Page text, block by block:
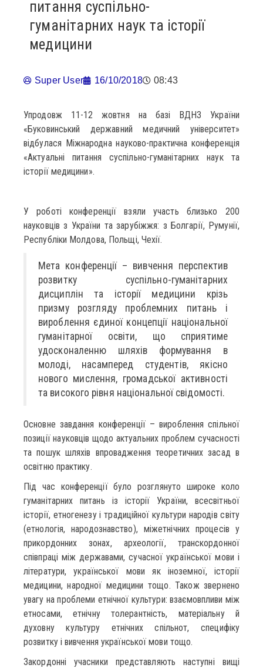
питання суспільно-
гуманітарних наук та історії
медицини
Super User 16/10/2018 08:43
Упродовж 11-12 жовтня на базі ВДНЗ України
«Буковинський державний медичний університет»
відбулася Міжнародна науково-практична конференція
«Актуальні питання суспільно-гуманітарних наук та
історії медицини».
У роботі конференції взяли участь близько 200
науковців з України та зарубіжжя: з Болгарії, Румунії,
Республіки Молдова, Польщі, Чехії.
Мета конференції – вивчення перспектив
розвитку суспільно-гуманітарних
дисциплін та історії медицини крізь
призму розгляду проблемних питань і
вироблення єдиної концепції національної
гуманітарної освіти, що сприятиме
удосконаленню шляхів формування в
молоді, насамперед студентів, якісно
нового мислення, громадської активності
та високого рівня національної свідомості.
Основне завдання конференції – вироблення спільної
позиції науковців щодо актуальних проблем сучасності
та пошук шляхів впровадження теоретичних засад в
освітню практику.
Під час конференції було розглянуто широке коло
гуманітарних питань із історії України, всесвітньої
історії, етногенезу і традиційної культури народів світу
(етнологія, народознавство), міжетнічних процесів у
прикордонних зонах, археології, транскордонної
співпраці між державами, сучасної української мови і
літератури, української мови як іноземної, історії
медицини, народної медицини тощо. Також звернено
увагу на проблеми етнічної культури: взаємовпливи між
етносами, етнічну толерантність, матеріальну й
духовну культуру етнічних спільнот, специфіку
розвитку і вивчення української мови тощо.
Закордонні учасники представляють наступні вищі